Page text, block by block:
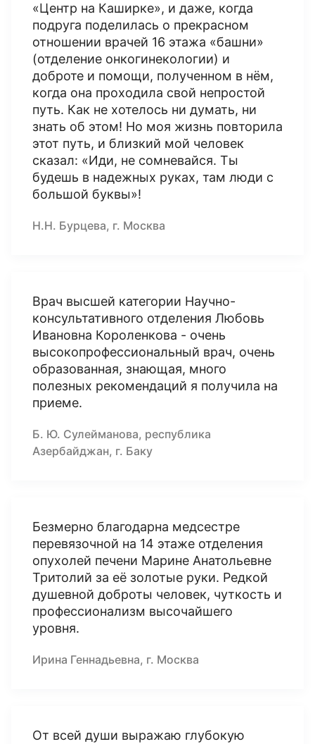
«Центр на Каширке», и даже, когда
подруга поделилась о прекрасном
отношении врачей 16 этажа «башни»
(отделение онкогинекологии) и
доброте и помощи, полученном в нём,
когда она проходила свой непростой
путь. Как не хотелось ни думать, ни
знать об этом! Но моя жизнь повторила
этот путь, и близкий мой человек
сказал: «Иди, не сомневайся. Ты
будешь в надежных руках, там люди с
большой буквы»!
Н.Н. Бурцева, г. Москва
Врач высшей категории Научно-
консультативного отделения Любовь
Ивановна Короленкова - очень
высокопрофессиональный врач, очень
образованная, знающая, много
полезных рекомендаций я получила на
приеме.
Б. Ю. Сулейманова, республика
Азербайджан, г. Баку
Безмерно благодарна медсестре
перевязочной на 14 этаже отделения
опухолей печени Марине Анатольевне
Тритолий за её золотые руки. Редкой
душевной доброты человек, чуткость и
профессионализм высочайшего
уровня.
Ирина Геннадьевна, г. Москва
От всей души выражаю глубокую